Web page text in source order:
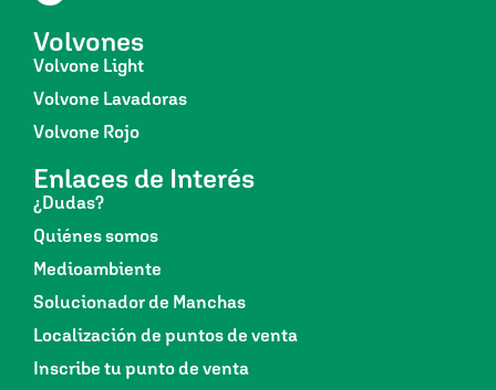
Volvones
Volvone Light
Volvone Lavadoras
Volvone Rojo
Enlaces de Interés
¿Dudas?
Quiénes somos
Medioambiente
Solucionador de Manchas
Localización de puntos de venta
Inscribe tu punto de venta